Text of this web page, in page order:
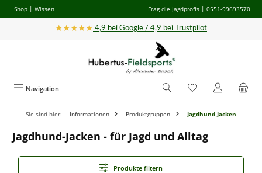
Zum Hauptinhalt springen
Shop | Wissen Frag die Jagdprofis | 0551-99693570
★★★★★ 4,9 bei Google / 4,9 bei Trustpilot
Navigation
Sie sind hier: Informationen Produktgruppen Jagdhund Jacken
Jagdhund-Jacken - für Jagd und Alltag
Produkte filtern